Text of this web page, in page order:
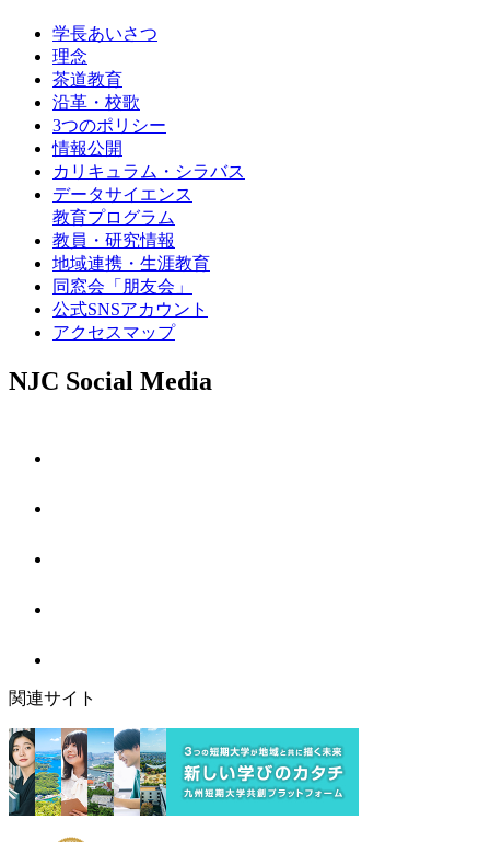
学長あいさつ
理念
茶道教育
沿革・校歌
3つのポリシー
情報公開
カリキュラム・シラバス
データサイエンス
教育プログラム
教員・研究情報
地域連携・生涯教育
同窓会「朋友会」
公式SNSアカウント
アクセスマップ
NJC Social Media
関連サイト